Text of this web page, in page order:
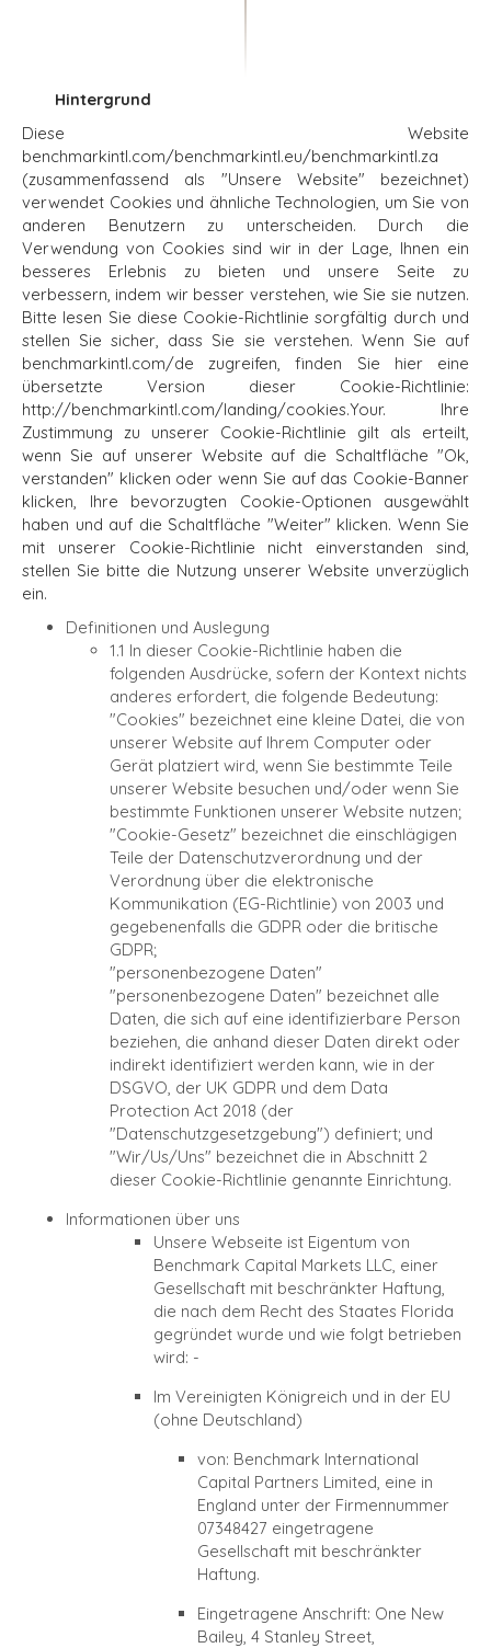
Hintergrund
Diese Website
benchmarkintl.com/benchmarkintl.eu/benchmarkintl.za
(zusammenfassend als "Unsere Website" bezeichnet)
verwendet Cookies und ähnliche Technologien, um Sie von
anderen Benutzern zu unterscheiden. Durch die
Verwendung von Cookies sind wir in der Lage, Ihnen ein
besseres Erlebnis zu bieten und unsere Seite zu
verbessern, indem wir besser verstehen, wie Sie sie nutzen.
Bitte lesen Sie diese Cookie-Richtlinie sorgfältig durch und
stellen Sie sicher, dass Sie sie verstehen. Wenn Sie auf
benchmarkintl.com/de zugreifen, finden Sie hier eine
übersetzte Version dieser Cookie-Richtlinie:
http://benchmarkintl.com/landing/cookies.Your. Ihre
Zustimmung zu unserer Cookie-Richtlinie gilt als erteilt,
wenn Sie auf unserer Website auf die Schaltfläche "Ok,
verstanden" klicken oder wenn Sie auf das Cookie-Banner
klicken, Ihre bevorzugten Cookie-Optionen ausgewählt
haben und auf die Schaltfläche "Weiter" klicken. Wenn Sie
mit unserer Cookie-Richtlinie nicht einverstanden sind,
stellen Sie bitte die Nutzung unserer Website unverzüglich
ein.
Definitionen und Auslegung
1.1 In dieser Cookie-Richtlinie haben die
folgenden Ausdrücke, sofern der Kontext nichts
anderes erfordert, die folgende Bedeutung:
"Cookies" bezeichnet eine kleine Datei, die von
unserer Website auf Ihrem Computer oder
Gerät platziert wird, wenn Sie bestimmte Teile
unserer Website besuchen und/oder wenn Sie
bestimmte Funktionen unserer Website nutzen;
"Cookie-Gesetz" bezeichnet die einschlägigen
Teile der Datenschutzverordnung und der
Verordnung über die elektronische
Kommunikation (EG-Richtlinie) von 2003 und
gegebenenfalls die GDPR oder die britische
GDPR;
"personenbezogene Daten"
"personenbezogene Daten" bezeichnet alle
Daten, die sich auf eine identifizierbare Person
beziehen, die anhand dieser Daten direkt oder
indirekt identifiziert werden kann, wie in der
DSGVO, der UK GDPR und dem Data
Protection Act 2018 (der
"Datenschutzgesetzgebung") definiert; und
"Wir/Us/Uns" bezeichnet die in Abschnitt 2
dieser Cookie-Richtlinie genannte Einrichtung.
Informationen über uns
Unsere Webseite ist Eigentum von
Benchmark Capital Markets LLC, einer
Gesellschaft mit beschränkter Haftung,
die nach dem Recht des Staates Florida
gegründet wurde und wie folgt betrieben
wird: -
Im Vereinigten Königreich und in der EU
(ohne Deutschland)
von: Benchmark International
Capital Partners Limited, eine in
England unter der Firmennummer
07348427 eingetragene
Gesellschaft mit beschränkter
Haftung.
Eingetragene Anschrift: One New
Bailey, 4 Stanley Street,